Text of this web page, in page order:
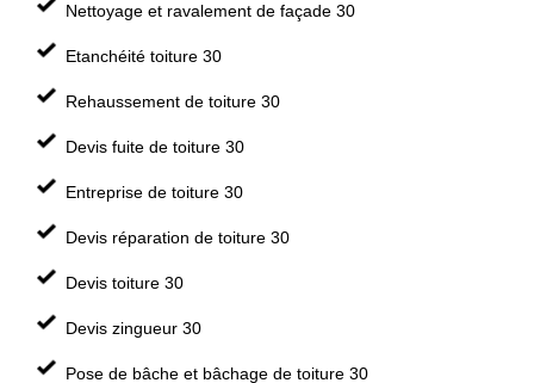
Nettoyage et ravalement de façade 30
Etanchéité toiture 30
Rehaussement de toiture 30
Devis fuite de toiture 30
Entreprise de toiture 30
Devis réparation de toiture 30
Devis toiture 30
Devis zingueur 30
Pose de bâche et bâchage de toiture 30